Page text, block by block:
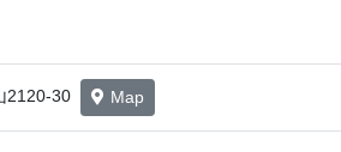
2120-30 Map